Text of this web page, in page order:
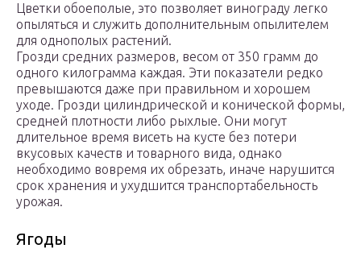
Цветки обоеполые, это позволяет винограду легко
опыляться и служить дополнительным опылителем
для однополых растений.
Грозди средних размеров, весом от 350 грамм до
одного килограмма каждая. Эти показатели редко
превышаются даже при правильном и хорошем
уходе. Грозди цилиндрической и конической формы,
средней плотности либо рыхлые. Они могут
длительное время висеть на кусте без потери
вкусовых качеств и товарного вида, однако
необходимо вовремя их обрезать, иначе нарушится
срок хранения и ухудшится транспортабельность
урожая.
Ягоды